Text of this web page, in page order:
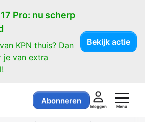
Pro: nu scherp
KPN thuis? Dan
je van extra
Bekijk actie
Abonneren
Inloggen Menu